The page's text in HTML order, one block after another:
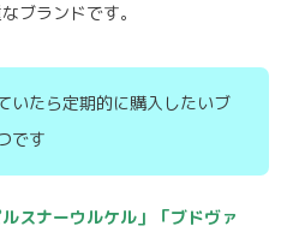
ブランドです。
いたら定期的に購入したいブ
です
スナーウルケル」「ブドヴァ